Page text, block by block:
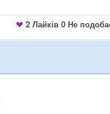
2 Лайків 0 Не